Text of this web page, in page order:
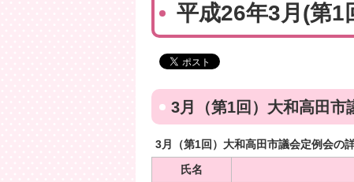
平成26年3月(第1
3月（第1回）大和高田市
3月（第1回）大和高田市議会定例会の
氏名